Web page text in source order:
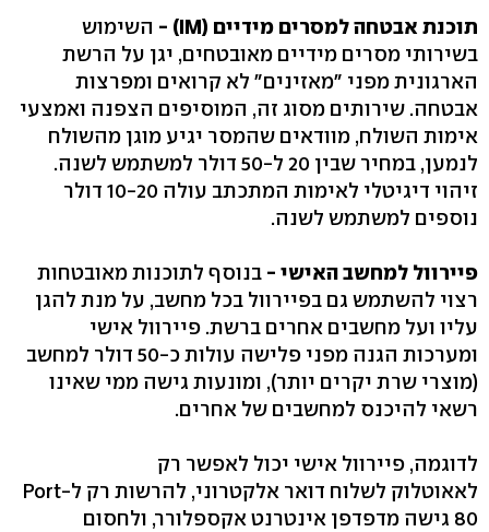
תוכנת אבטחה למסרים מידיים (IM) -
השימוש
בשירותי מסרים מידיים מאובטחים, יגן על הרשת
הארגונית מפני "מאזינים" לא קרואים ומפרצות
אבטחה. שירותים מסוג זה, המוסיפים הצפנה ואמצעי
אימות השולח, מוודאים שהמסר יגיע מוגן מהשולח
לנמען, במחיר שבין 20 ל-50 דולר למשתמש לשנה.
זיהוי דיגיטלי לאימות המתכתב עולה 10-20 דולר
נוספים למשתמש לשנה.
פיירוול למחשב האישי - בנוסף לתוכנות מאובטחות
רצוי להשתמש גם בפיירוול בכל מחשב, על מנת להגן
עליו ועל מחשבים אחרים ברשת. פיירוול אישי
ומערכות הגנה מפני פלישה עולות כ-50 דולר למחשב
(מוצרי שרת יקרים יותר), ומונעות גישה ממי שאינו
רשאי להיכנס למחשבים של אחרים.
לדוגמה, פיירוול אישי יכול לאפשר רק
לאאוטלוק לשלוח דואר אלקטרוני, להרשות רק ל-Port
80 גישה מדפדפן אינטרנט אקספלורר, ולחסום